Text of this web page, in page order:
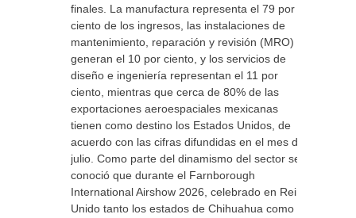
finales. La manufactura representa el 79 por
ciento de los ingresos, las instalaciones de
mantenimiento, reparación y revisión (MRO)
generan el 10 por ciento, y los servicios de
diseño e ingeniería representan el 11 por
ciento, mientras que cerca de 80% de las
exportaciones aeroespaciales mexicanas
tienen como destino los Estados Unidos, de
acuerdo con las cifras difundidas en el mes de
julio. Como parte del dinamismo del sector se
conoció que durante el Farnborough
International Airshow 2026, celebrado en Reino
Unido tanto los estados de Chihuahua como